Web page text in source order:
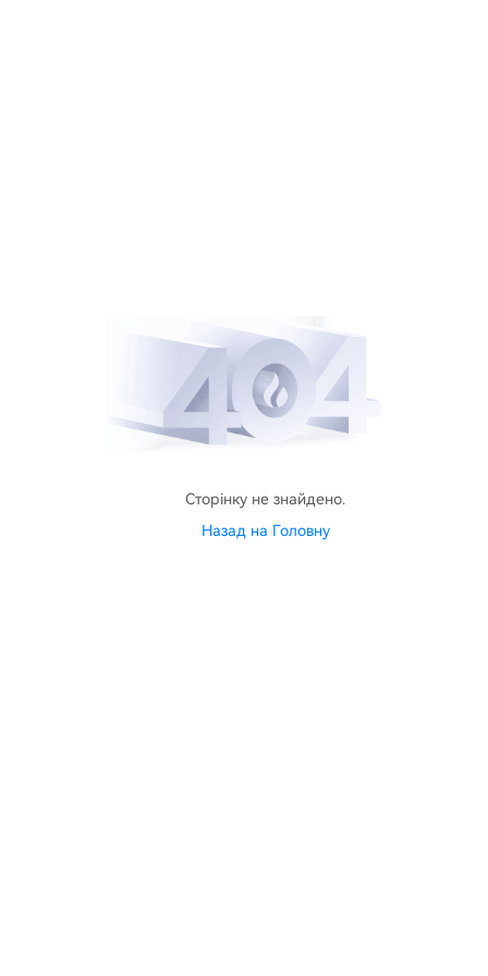
Сторінку не знайдено.
Назад на Головну